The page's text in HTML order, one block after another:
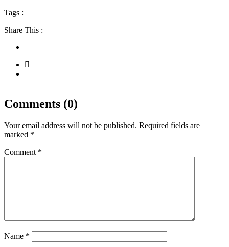
Tags :
Share This :
Comments (0)
Your email address will not be published. Required fields are
marked *
Comment *
Name *